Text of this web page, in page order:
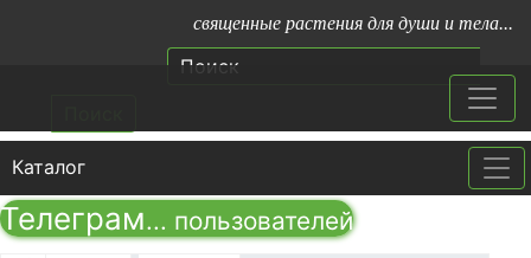
священные растения для души и тела...
Каталог
Телеграм... пользователей